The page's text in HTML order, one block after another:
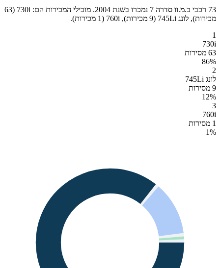
73 רכבי ב.מ.וו סדרה 7 נמכרו בשנת 2004. מובילי המכירות הם: 730i (63
מכירות), לונג 745Li (9 מכירות), 760i (1 מכירות).
1
730i
63 מסירות
86%
2
לונג 745Li
9 מסירות
12%
3
760i
1 מסירות
1%